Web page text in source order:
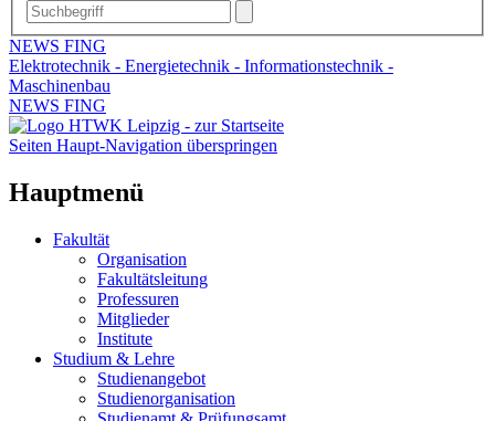
NEWS FING
Elektrotechnik - Energietechnik - Informationstechnik -
Maschinenbau
NEWS FING
Seiten Haupt-Navigation überspringen
Hauptmenü
Fakultät
Organisation
Fakultätsleitung
Professuren
Mitglieder
Institute
Studium & Lehre
Studienangebot
Studienorganisation